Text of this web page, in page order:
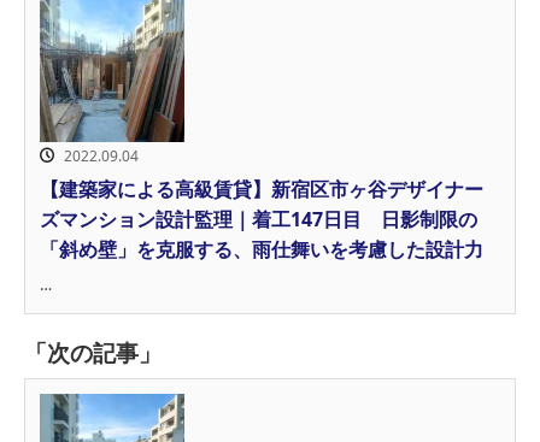
2022.09.04
【建築家による高級賃貸】新宿区市ヶ谷デザイナー
ズマンション設計監理｜着工147日目 日影制限の
「斜め壁」を克服する、雨仕舞いを考慮した設計力
…
「次の記事」